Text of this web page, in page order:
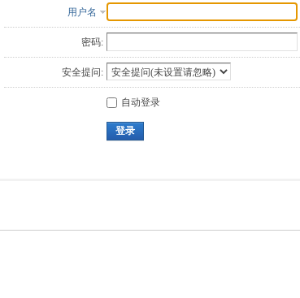
用户名
密码:
安全提问:
自动登录
登录